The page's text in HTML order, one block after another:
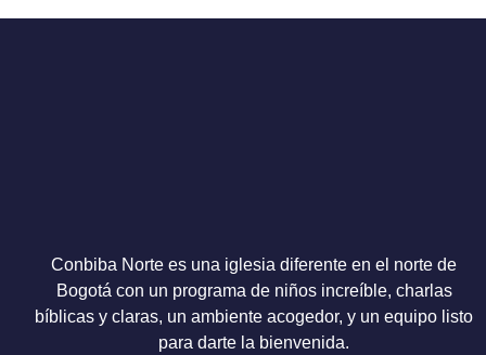
Conbiba Norte es una iglesia diferente en el norte de
Bogotá con un programa de niños increíble, charlas
bíblicas y claras, un ambiente acogedor, y un equipo listo
para darte la bienvenida.